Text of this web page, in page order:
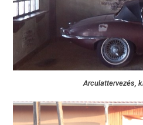
Arculattervezés,